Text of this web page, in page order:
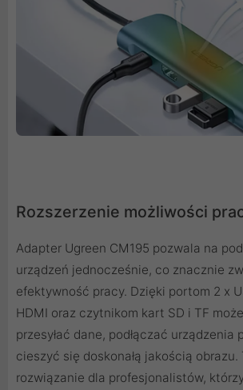
Rozszerzenie możliwości
Adapter Ugreen CM195 pozwala na
urządzeń jednocześnie, co znacznie
efektywność pracy. Dzięki portom 2 x
HDMI oraz czytnikom kart SD i TF
przesyłać dane, podłączać urządzenia
cieszyć się doskonałą jakością obrazu.
rozwiązanie dla profesjonalistów,